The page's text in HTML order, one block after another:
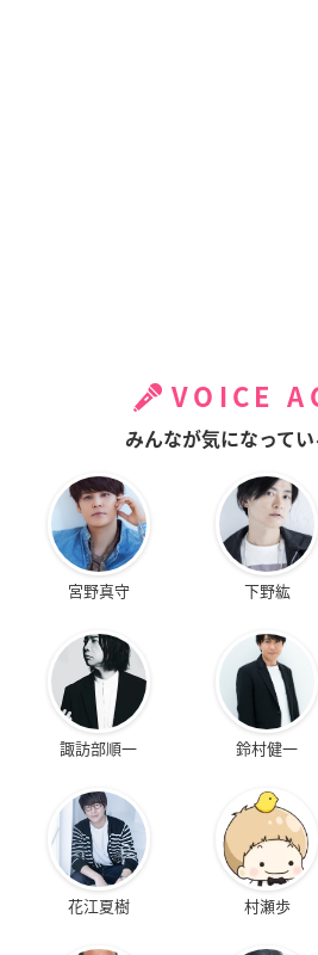
VOICE
みんなが気になって
宮野真守 下野紘
諏訪部順一 鈴村健一
花江夏樹 村瀬歩